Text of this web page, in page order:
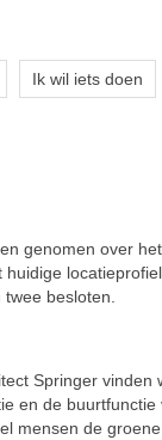
Ik wil iets doen
genomen over
besloten.
Springer vinden
en de
mensen de